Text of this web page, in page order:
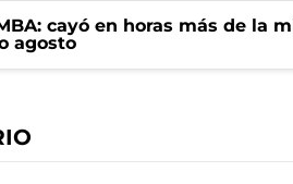
cayó en horas más de la
agosto